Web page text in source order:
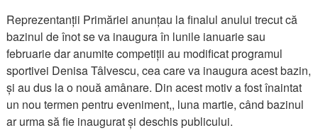
Reprezentanții Primăriei anunțau la finalul anului trecut că
bazinul de înot se va inaugura în lunile ianuarie sau
februarie dar anumite competiții au modificat programul
sportivei Denisa Tâlvescu, cea care va inaugura acest bazin,
și au dus la o nouă amânare. Din acest motiv a fost înaintat
un nou termen pentru eveniment,, luna martie, când bazinul
ar urma să fie inaugurat și deschis publicului.